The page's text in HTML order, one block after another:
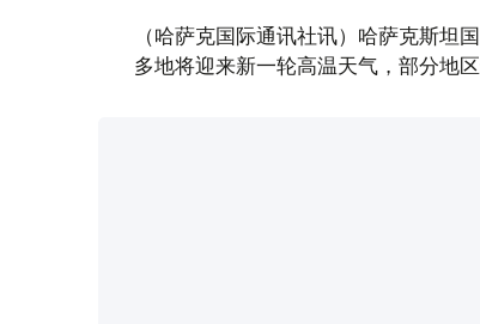
（哈萨克国际通讯社讯）哈萨克斯坦
多地将迎来新一轮高温天气，部分地